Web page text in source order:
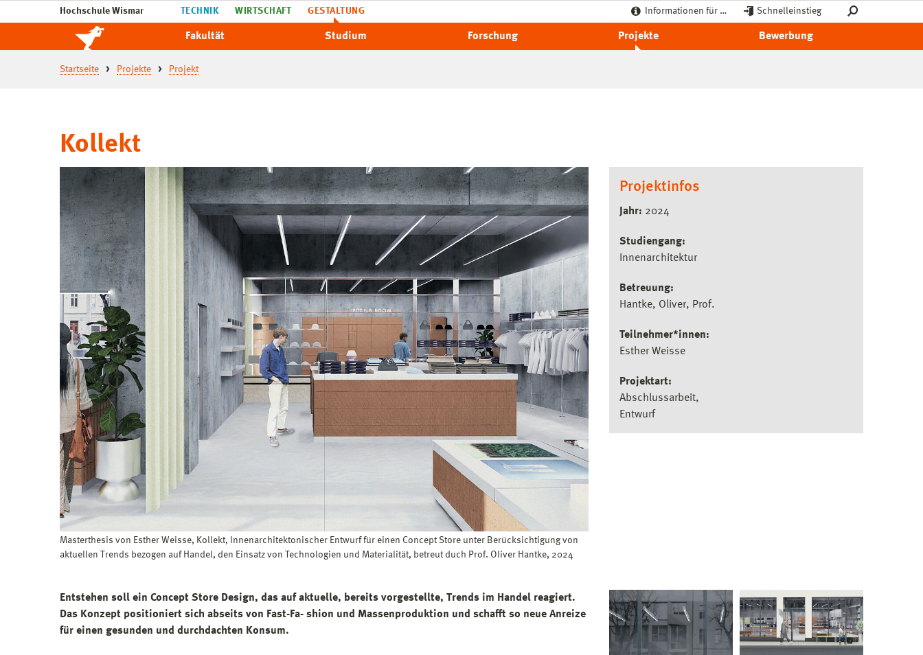
Hochschule Wismar TECHNIK WIRTSCHAFT GESTALTUNG Informationen für … Schnelleinstieg
Fakultät Studium Forschung Projekte Bewerbung
Startseite Projekte Projekt
Kollekt
Masterthesis von Esther Weisse, Kollekt, Innenarchitektonischer Entwurf für einen Concept Store unter Berücksichtigung von
aktuellen Trends bezogen auf Handel, den Einsatz von Technologien und Materialität, betreut duch Prof. Oliver Hantke, 2024
Projektinfos
Jahr: 2024
Studiengang:
Innenarchitektur
Betreuung:
Hantke, Oliver, Prof.
Teilnehmer*innen:
Esther Weisse
Projektart:
Abschlussarbeit
Entwurf
Entstehen soll ein Concept Store Design, das auf aktuelle, bereits vorgestellte, Trends im Handel reagiert.
Das Konzept positioniert sich abseits von Fast-Fa- shion und Massenproduktion und schafft so neue Anreize
für einen gesunden und durchdachten Konsum.